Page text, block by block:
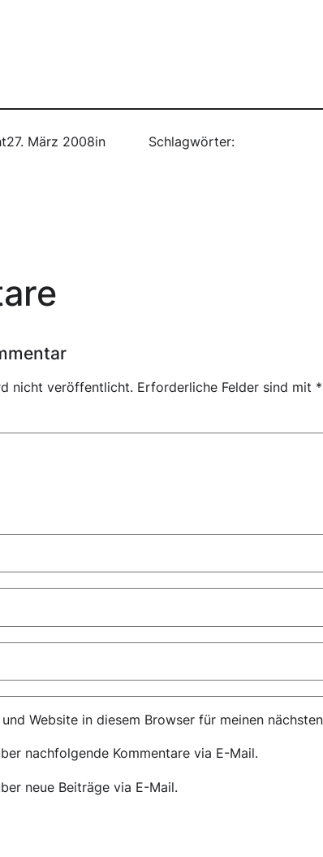
27. März 2008in Schlagwörter:
nicht veröffentlicht. Erforderliche Felder sind mit *
Website in diesem Browser für meinen
nachfolgende Kommentare via E-Mail.
neue Beiträge via E-Mail.